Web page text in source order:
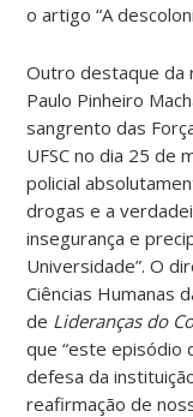
o artigo “A
Outro destaque da
Paulo Pinheiro
sangrento das
UFSC no dia 25 de
policial
drogas e a
insegurança e
Universidade”. O
Ciências Humanas
de Lideranças do
que “este episódio
defesa da
reafirmação de